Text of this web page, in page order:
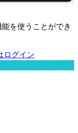
を使うことができ
ログイン